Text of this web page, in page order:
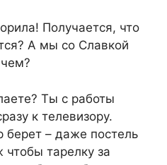
Получается, что
А мы со Славкой
Ты с работы
к телевизору.
берет – даже постель
чтобы тарелку за